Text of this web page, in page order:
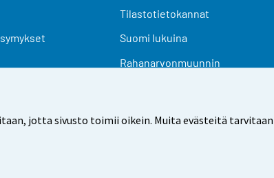
jotta sivusto toimii oikein. Muita evästeitä
Tilastotietokannat
Suomi lukuina
Rahanarvonmuunnin